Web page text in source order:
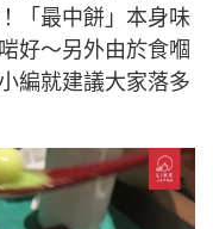
「最中餅」本身味
好～另外由於食嗰
編就建議大家落多